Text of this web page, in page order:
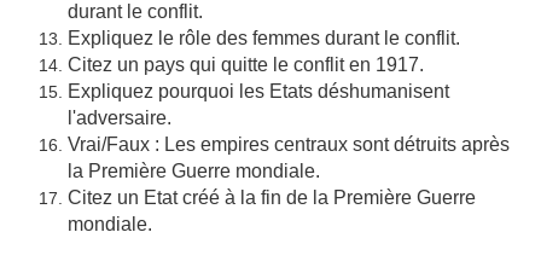
durant le conflit.
Expliquez le rôle des femmes durant le conflit.
Citez un pays qui quitte le conflit en 1917.
Expliquez pourquoi les Etats déshumanisent
l'adversaire.
Vrai/Faux : Les empires centraux sont détruits après
la Première Guerre mondiale.
Citez un Etat créé à la fin de la Première Guerre
mondiale.